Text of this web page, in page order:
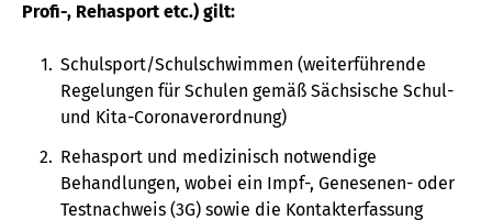
Profi-, Rehasport etc.) gilt:
Schulsport/Schulschwimmen (weiterführende
Regelungen für Schulen gemäß Sächsische Schul-
und Kita-Coronaverordnung)
Rehasport und medizinisch notwendige
Behandlungen, wobei ein Impf-, Genesenen- oder
Testnachweis (3G) sowie die Kontakterfassung